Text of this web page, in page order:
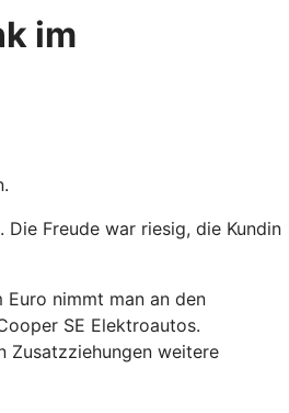
im
Freude war riesig, die Kundin
Euro nimmt man an den
SE Elektroautos.
Zusatzziehungen weitere